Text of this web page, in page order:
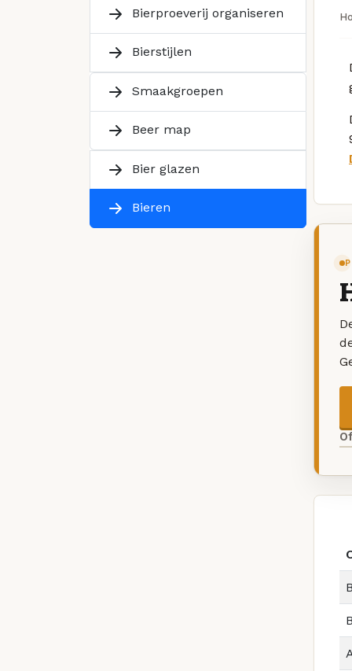
Bierproeverij organiseren
Bierstijlen
Smaakgroepen
Beer map
Bier glazen
Bieren